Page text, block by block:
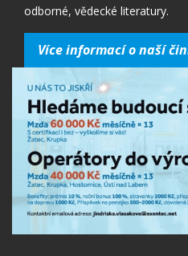
odborné, vědecké literatury.
Více informací o naší